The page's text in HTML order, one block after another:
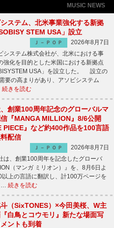
MUSIC NEWS
ステム、北米事業強化する新拠
STEM USA」設立
Ｊ－ＰＯＰ
2026年8月7日
システム株式会社が、北米における事
強化を目的とした米国における新拠点
USA」を設立した。 設立の
要の高まりがあり、アソビシステム
続きを読む
創業100周年記念のグローバルマ
信『MANGA MILLION』8/6公開
PIECE』など約400作品を100言語
配信
Ｊ－ＰＯＰ
2026年8月7日
は、創業100周年を記念したグローバ
（マンガ ミリオン）』を、8月6日よ
上の言語に翻訳し、計100万ページを
… 続きを読む
（SixTONES）×今田美桜、W主
白鳥とコウモリ』新たな場面写
ントも到着